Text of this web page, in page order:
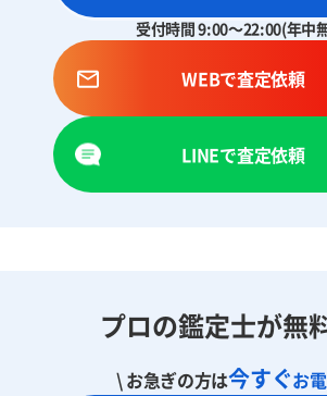
受付時間 9:00～22:00(年中
WEBで査定依頼
LINEで査定依頼
プロの鑑定士が無
\ お急ぎの方は今すぐお